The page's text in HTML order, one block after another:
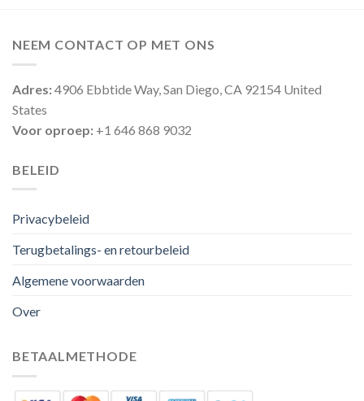
NEEM CONTACT OP MET ONS
Adres:4906 Ebbtide Way, San Diego, CA 92154 United
States
Voor oproep: +1 646 868 9032
BELEID
Privacybeleid
Terugbetalings- en retourbeleid
Algemene voorwaarden
Over
BETAALMETHODE